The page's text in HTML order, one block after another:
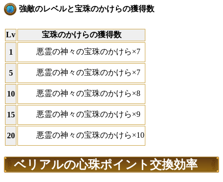
強敵のレベルと宝珠のかけらの獲得数
Lv 宝珠のかけらの獲得数
1 悪霊の神々の宝珠のかけら×7
5 悪霊の神々の宝珠のかけら×7
10 悪霊の神々の宝珠のかけら×8
15 悪霊の神々の宝珠のかけら×9
20 悪霊の神々の宝珠のかけら×10
ベリアルの心珠ポイント交換効率